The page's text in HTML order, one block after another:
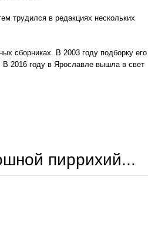
трудился в редакциях нескольких
сборниках. В 2003 году подборку его
В 2016 году в Ярославле вышла в свет
пиррихий...